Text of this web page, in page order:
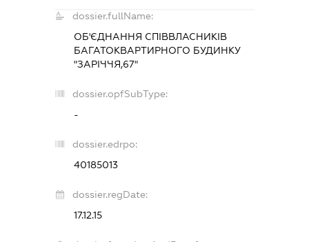
dossier.fullName:
ОБ'ЄДНАННЯ СПІВВЛАСНИКІВ
БАГАТОКВАРТИРНОГО БУДИНКУ
"ЗАРІЧЧЯ,67"
dossier.opfSubType:
-
dossier.edrpo:
40185013
dossier.regDate:
17.12.15